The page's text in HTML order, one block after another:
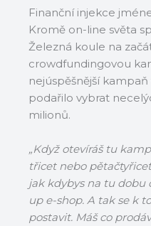
Finanční injekce
Kromě on-line světa
Železná koule na
crowdfundingovou
nejúspěšnější
podařilo vybrat
milionů.
„Když otevíráš tu
třicet nebo
jak kdybys na tu dobu
up e-shop. A tak se k
postavit. Máš co